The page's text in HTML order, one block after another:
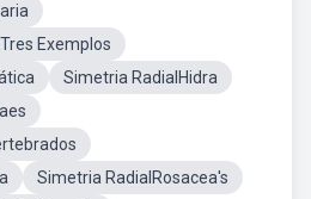
Exemplos
Simetria RadialHidra
Simetria RadialRosacea's